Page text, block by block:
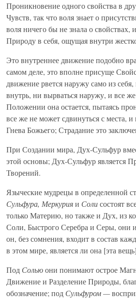
Проникновение одного свойства в
Чувств, так что воля знает о
воля ничего бы не знала о
Природу в себя, ощущая внутри
Это внутреннее движение подобно
самом деле, это вполне присуще
движение рвется наружу само из
внутрь, ни вырваться наружу, и все
Положении она остается, пытаясь
все же не может сдвинуться с места,
Гнева Божьего; Страдание это
При Создании мира, Дух-Сульфур
этой основы; Дух-Сульфур
Творений.
Языческие мудрецы в определенной
Сульфура, Меркурияи Солисостоят
только Материю, но также и Дух, из
Соли, Быстрого Серебра и Серы, они
он, без сомнения, входит в состав
в этом мире, является ли она [эта
Под Сольюони понимают острое
Движение и Разделение Природы,
обозначение; под Сульфуром —